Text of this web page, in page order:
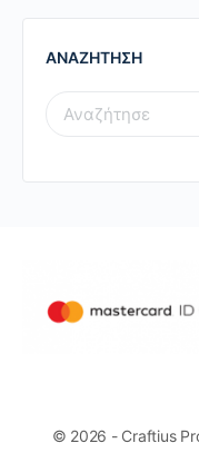
ΑΝΑΖΗΤΗΣΗ
SEARCH
FOR:
© 2026 - Craftius